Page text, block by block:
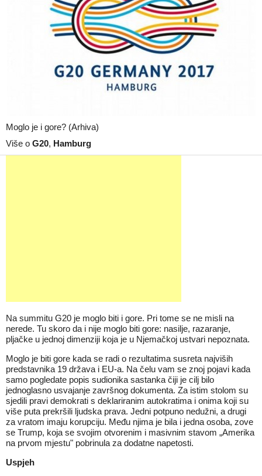
Moglo je i gore? (Arhiva)
Više o G20, Hamburg
Na summitu G20 je moglo biti i gore. Pri tome se ne misli na
nerede. Tu skoro da i nije moglo biti gore: nasilje, razaranje,
pljačke u jednoj dimenziji koja je u Njemačkoj ustvari nepoznata.
Moglo je biti gore kada se radi o rezultatima susreta najviših
predstavnika 19 država i EU-a. Na čelu vam se znoj pojavi kada
samo pogledate popis sudionika sastanka čiji je cilj bilo
jednoglasno usvajanje završnog dokumenta. Za istim stolom su
sjedili pravi demokrati s deklariranim autokratima i onima koji su
više puta prekršili ljudska prava. Jedni potpuno nedužni, a drugi
za vratom imaju korupciju. Među njima je bila i jedna osoba, zove
se Trump, koja se svojim otvorenim i masivnim stavom „Amerika
na prvom mjestu" pobrinula za dodatne napetosti.
Uspjeh